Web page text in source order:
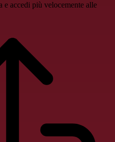
e accedi più velocemente alle